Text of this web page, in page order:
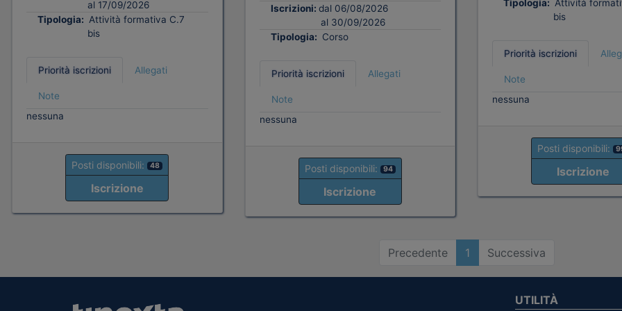
al 17/09/2026
Tipologia: Attività formativa C.7
bis
Priorità iscrizioni Allegati
Note
nessuna
Posti disponibili: 48
Iscrizione
Iscrizioni: dal 06/08/2026
al 30/09/2026
Tipologia: Corso
Priorità iscrizioni Allegati
Note
nessuna
Posti disponibili: 94
Iscrizione
Tipologia: Attività
bis
Priorità iscrizioni
Note
nessuna
Posti disponibili:
Iscrizione
Precedente 1 Successiva
UTILITÀ